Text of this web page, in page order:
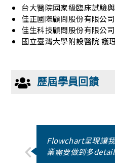
台大醫院國家級臨床試驗
佳正國際顧問股份有限公
佳生科技顧問股份有限公
國立臺灣大學附設醫院 護
歷屆學員回饋
Flowchart呈現讓
業需要做到多